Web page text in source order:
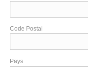
Code Postal
Pays